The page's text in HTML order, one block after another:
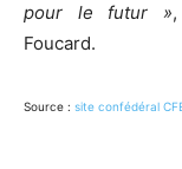
pour le futur »
Foucard.
Source : site confédéral